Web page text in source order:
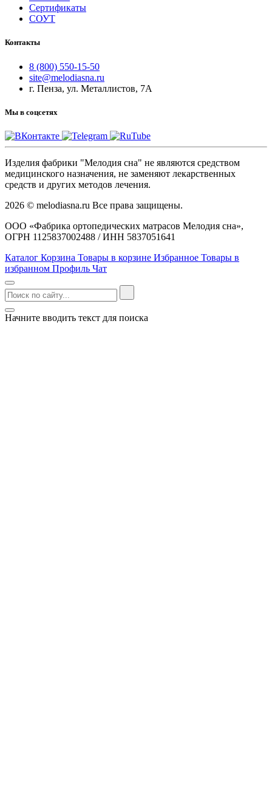
Сертификаты
СОУТ
Контакты
8 (800) 550-15-50
site@melodiasna.ru
г. Пенза, ул. Металлистов, 7А
Мы в соцсетях
Изделия фабрики "Мелодия сна" не являются средством
медицинского назначения, не заменяют лекарственных
средств и других методов лечения.
2026 © melodiasna.ru Все права защищены.
ООО «Фабрика ортопедических матрасов Мелодия сна»,
ОГРН 1125837002488 / ИНН 5837051641
Каталог Корзина Товары в корзине Избранное Товары в
избранном Профиль Чат
Начните вводить текст для поиска